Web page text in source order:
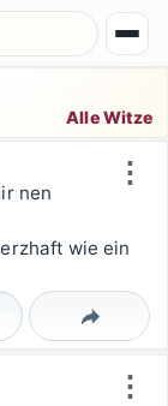
Alle Witze
⋮
nen
wie ein
Teilen
⋮